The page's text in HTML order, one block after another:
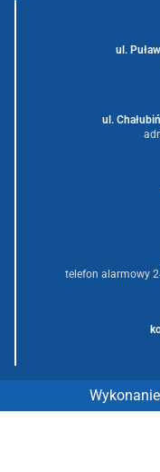
ul.
ul.
telefon alarmowy
Wykonanie